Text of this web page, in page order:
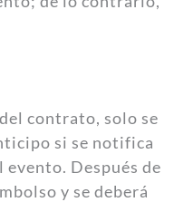
contrato, solo se
si se notifica
evento. Después de
y se deberá